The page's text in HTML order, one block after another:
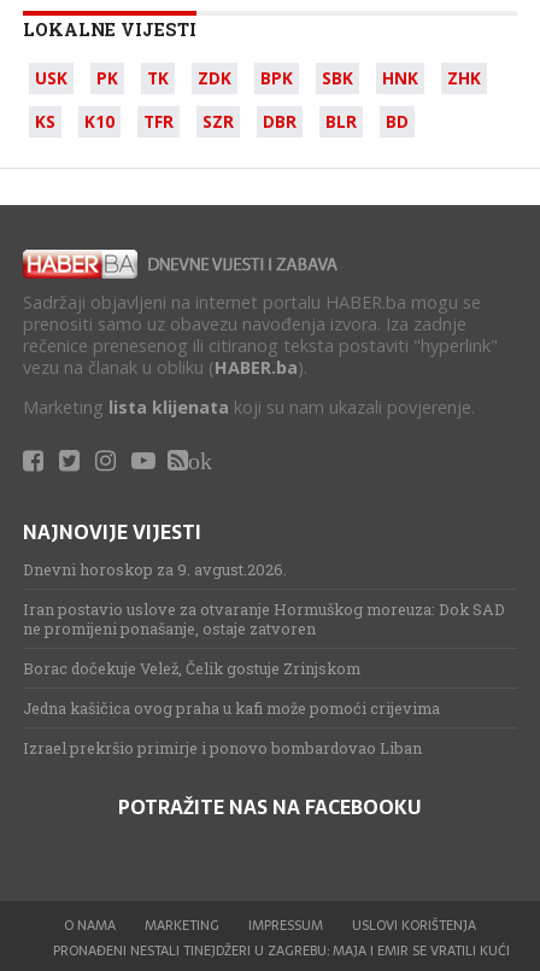
LOKALNE VIJESTI
USK PK TK ZDK BPK SBK HNK
ZHK
KS
K10 TFR SZR DBR BLR BD
Sadržaji objavljeni na internet portalu HABER.ba mogu se
prenositi samo uz obavezu navođenja izvora. Iza zadnje
rečenice prenesenog ili citiranog teksta postaviti "hyperlink"
vezu na članak u obliku (HABER.ba).
Marketing lista klijenata koji su nam ukazali povjerenje.
ok
NAJNOVIJE VIJESTI
Dnevni horoskop za 9. avgust.2026.
Iran postavio uslove za otvaranje Hormuškog moreuza: Dok SAD
ne promijeni ponašanje, ostaje zatvoren
Borac dočekuje Velež, Čelik gostuje Zrinjskom
Jedna kašičica ovog praha u kafi može pomoći crijevima
Izrael prekršio primirje i ponovo bombardovao Liban
POTRAŽITE NAS NA FACEBOOKU
O NAMA MARKETING IMPRESSUM
USLOVI KORIŠTENJA
PRONAĐENI NESTALI TINEJDŽERI U ZAGREBU: MAJA I EMIR SE VRATILI KUĆI